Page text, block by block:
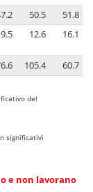
50.5
51.8
12.6 16.1
105.4 60.7
del
significativi
e non lavorano